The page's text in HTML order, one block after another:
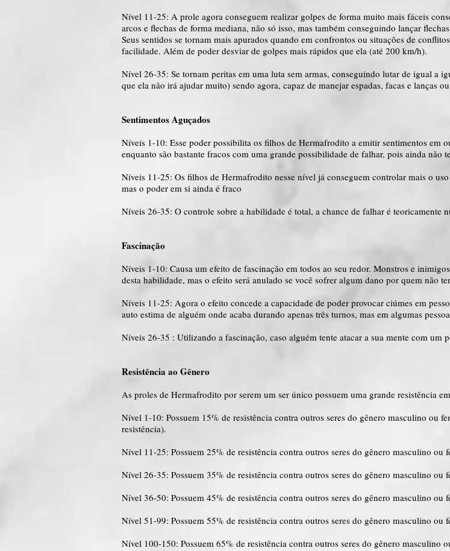
Nível 11-25: A prole agora conseguem realizar golpes de forma muito mais fáceis
arcos e flechas de forma mediana, não só isso, mas também conseguindo lançar
Seus sentidos se tornam mais apurados quando em confrontos ou situações de
facilidade. Além de poder desviar de golpes mais rápidos que ela (até 200 km/h).
Nível 26-35: Se tornam peritas em uma luta sem armas, conseguindo lutar de igual a
que ela não irá ajudar muito) sendo agora, capaz de manejar espadas, facas e lanças
Sentimentos Aguçados
Níveis 1-10: Esse poder possibilita os filhos de Hermafrodito a emitir sentimentos em
enquanto são bastante fracos com uma grande possibilidade de falhar, pois ainda não
Níveis 11-25: Os filhos de Hermafrodito nesse nível já conseguem controlar mais o
mas o poder em si ainda é fraco
Níveis 26-35: O controle sobre a habilidade é total, a chance de falhar é teoricamente
Fascinação
Níveis 1-10: Causa um efeito de fascinação em todos ao seu redor. Monstros e
desta habilidade, mas o efeito será anulado se você sofrer algum dano por quem não
Níveis 11-25: Agora o efeito concede a capacidade de poder provocar ciúmes em
auto estima de alguém onde acaba durando apenas três turnos, mas em algumas
Níveis 26-35 : Utilizando a fascinação, caso alguém tente atacar a sua mente com um
Resistência ao Gênero
As proles de Hermafrodito por serem um ser único possuem uma grande resistência
Nível 1-10: Possuem 15% de resistência contra outros seres do gênero masculino ou
resistência).
Nível 11-25: Possuem 25% de resistência contra outros seres do gênero masculino ou
Nível 26-35: Possuem 35% de resistência contra outros seres do gênero masculino ou
Nível 36-50: Possuem 45% de resistência contra outros seres do gênero masculino ou
Nível 51-99: Possuem 55% de resistência contra outros seres do gênero masculino ou
Nível 100-150: Possuem 65% de resistência contra outros seres do gênero masculino